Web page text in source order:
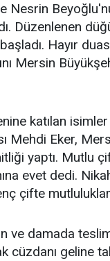
Düzenlenen
Hayır
Mersin
katılan isimler
Mehdi Eker,
yaptı. Mutlu
evet dedi.
çifte
ve damada
cüzdanı geline